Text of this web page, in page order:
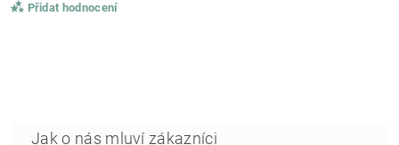
Přidat hodnocení